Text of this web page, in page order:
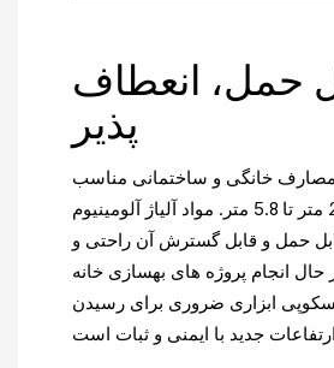
حمل، انعطاف
مصارف خانگی و ساختمانی مناسب
است، با حداکثر تحمل بار 150 کیلوگرم و محدوده اندازه 2 متر تا 5.8 متر. مواد آلیاژ آلومینیوم
حمل و قابل گسترش آن راحتی و
انجام پروژه های بهسازی خانه
ابزاری ضروری برای رسیدن